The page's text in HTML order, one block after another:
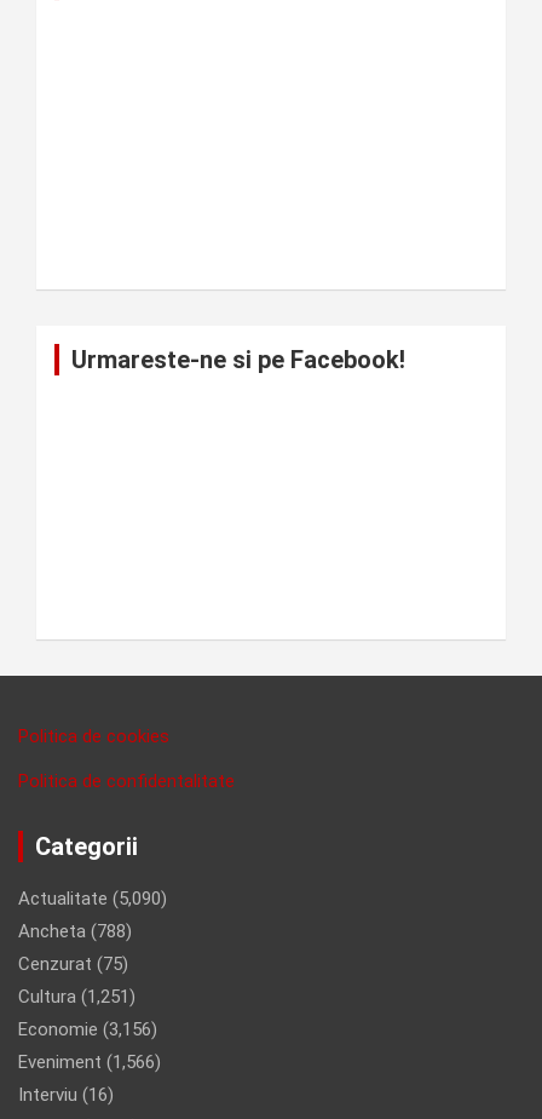
Urmareste-ne si pe Facebook!
Politica de cookies
Politica de confidentalitate
Categorii
Actualitate (5,090)
Ancheta (788)
Cenzurat (75)
Cultura (1,251)
Economie (3,156)
Eveniment (1,566)
Interviu (16)